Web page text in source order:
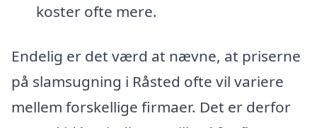
koster ofte mere.
Endelig er det værd at nævne, at priserne
på slamsugning i Råsted ofte vil variere
mellem forskellige firmaer. Det er derfor